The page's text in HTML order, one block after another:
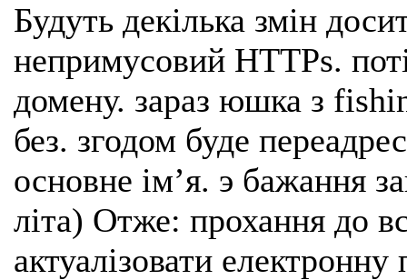
Будуть декілька змін
непримусовий HTTPs.
домену. зараз юшка з
без. згодом буде
основне імʼя. э бажання
літа) Отже: прохання до
актуалізовати